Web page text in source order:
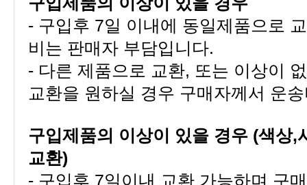
비는 판매자 부담입니다.
교환을 원하실 경우 구매자께서 운
교환)